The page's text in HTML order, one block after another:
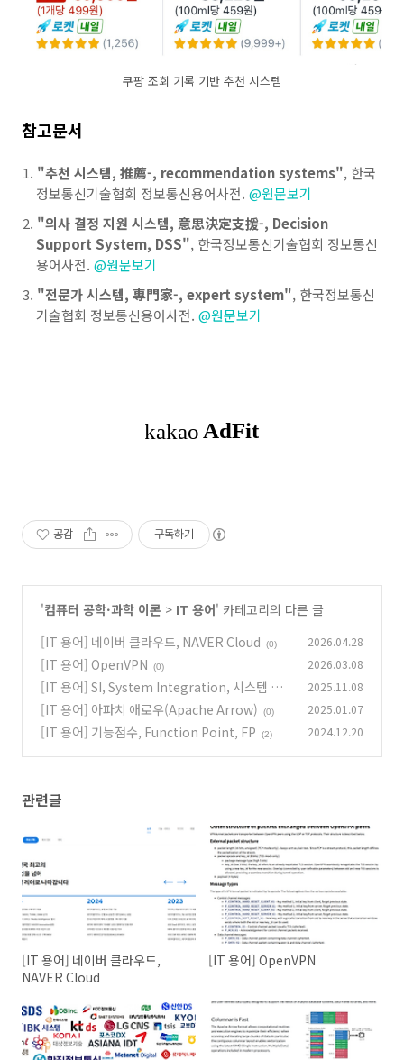
쿠팡 조회 기록 기반 추천 시스템
참고문서
"추천 시스템, 推薦-, recommendation systems", 한국
정보통신기술협회 정보통신용어사전. @원문보기
"의사 결정 지원 시스템, 意思決定支援-, Decision
Support System, DSS", 한국정보통신기술협회 정보통신
용어사전. @원문보기
"전문가 시스템, 專門家-, expert system", 한국정보통신
기술협회 정보통신용어사전. @원문보기
공감 구독하기
'컴퓨터 공학·과학 이론 > IT 용어' 카테고리의 다른 글
[IT 용어] 네이버 클라우드, NAVER Cloud
(0) 2026.04.28
[IT 용어] OpenVPN (0) 2026.03.08
[IT 용어] SI, System Integration, 시스템 통
합
(0)
2025.11.08
[IT 용어] 아파치 애로우(Apache Arrow) (0) 2025.01.07
[IT 용어] 기능점수, Function Point, FP (2) 2024.12.20
관련글
[IT 용어] 네이버 클라우드,
NAVER Cloud
[IT 용어] OpenVPN